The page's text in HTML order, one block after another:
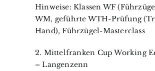
Hinweise: Klassen WF
WM, geführte WTH-Prüfung
Hand), Führzügel-Masterclass
2. Mittelfranken Cup Working
– Langenzenn